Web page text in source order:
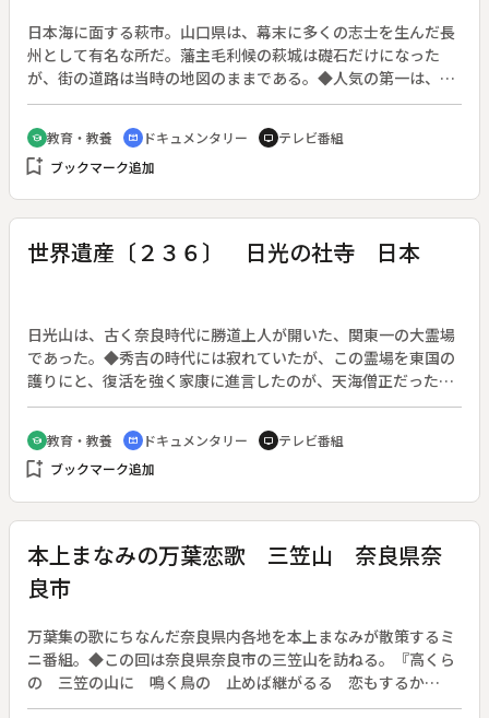
日本海に面する萩市。山口県は、幕末に多くの志士を生んだ長
州として有名な所だ。藩主毛利候の萩城は礎石だけになった
が、街の道路は当時の地図のままである。◆人気の第一は、吉
田松陰。松下村塾を経営し、日本の未来を説いた。門下には、
高杉晋作、伊藤博文、明治三傑の一人木戸孝允らがいる。◆ま
た、萩焼きは茶の湯で知られるが、今はふだん使うものをめざ
しているという。観光案内の石田さんは、お客さんが勉強して
城下町【史跡】、萩焼【伝統的工芸品】
school 教育・教養 cinematic_blur ドキュメンタリー tv テレビ番組
bookmark_add ブックマーク追加
世界遺産〔２３６〕 日光の社寺 日本
日光山は、古く奈良時代に勝道上人が開いた、関東一の大霊場
であった。◆秀吉の時代には寂れていたが、この霊場を東国の
護りにと、復活を強く家康に進言したのが、天海僧正だった。
◆家康の死後、遺体が遺言により久能山から移され、日光が徳
川幕府の聖地となる。幕府の威信をかけた造営により、三代家
光の時に、豪華絢爛な今日の姿が出現した。“きらきらし”を旨
とし、殊更に華麗さが追求され、建物、装飾、彫刻、絵画な
school 教育・教養 cinematic_blur ドキュメンタリー tv テレビ番組
bookmark_add ブックマーク追加
本上まなみの万葉恋歌 三笠山 奈良県奈
良市
万葉集の歌にちなんだ奈良県内各地を本上まなみが散策するミ
ニ番組。◆この回は奈良県奈良市の三笠山を訪ねる。『高くら
の 三笠の山に 鳴く鳥の 止めば継がるる 恋もするか
も』 山部赤人